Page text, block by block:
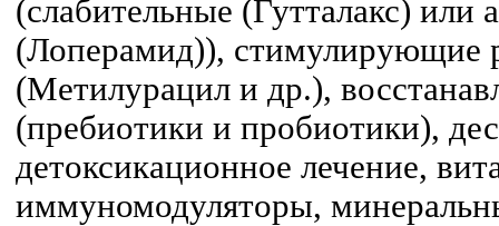
(слабительные (Гутталакс) или
(Лоперамид)), стимулирующие
(Метилурацил и др.),
(пребиотики и пробиотики),
детоксикационное лечение,
иммуномодуляторы,